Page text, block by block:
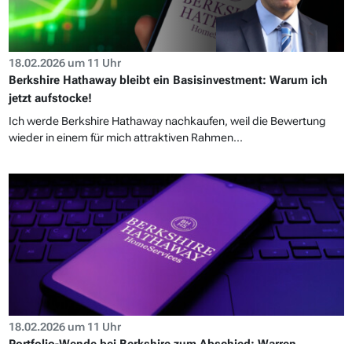
18.02.2026 um 11 Uhr
Berkshire Hathaway bleibt ein Basisinvestment: Warum ich
jetzt aufstocke!
Ich werde Berkshire Hathaway nachkaufen, weil die Bewertung
wieder in einem für mich attraktiven Rahmen...
18.02.2026 um 11 Uhr